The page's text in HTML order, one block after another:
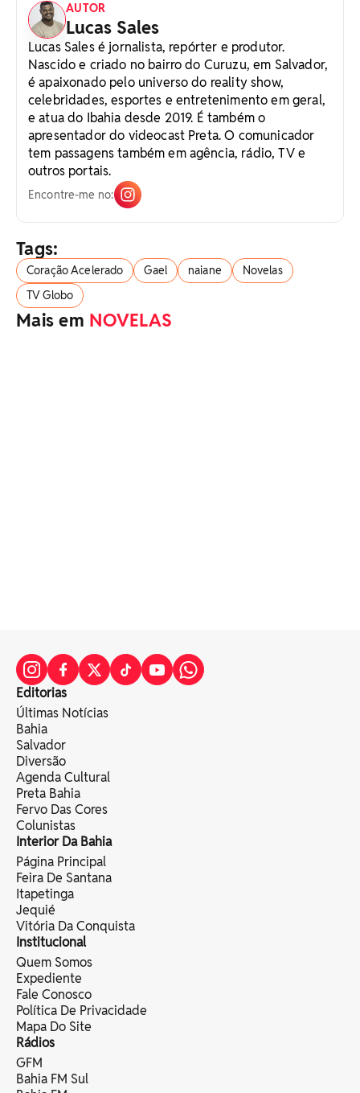
AUTOR
Lucas Sales
Lucas Sales é jornalista, repórter e produtor.
Nascido e criado no bairro do Curuzu, em Salvador,
é apaixonado pelo universo do reality show,
celebridades, esportes e entretenimento em geral,
e atua do Ibahia desde 2019. É também o
apresentador do videocast Preta. O comunicador
tem passagens também em agência, rádio, TV e
outros portais.
Encontre-me no:
Tags:
Coração Acelerado Gael naiane
Novelas
TV Globo
Mais em NOVELAS
Editorias
Últimas Notícias
Bahia
Salvador
Diversão
Agenda Cultural
Preta Bahia
Fervo Das Cores
Colunistas
Interior Da Bahia
Página Principal
Feira De Santana
Itapetinga
Jequié
Vitória Da Conquista
Institucional
Quem Somos
Expediente
Fale Conosco
Política De Privacidade
Mapa Do Site
Rádios
GFM
Bahia FM Sul